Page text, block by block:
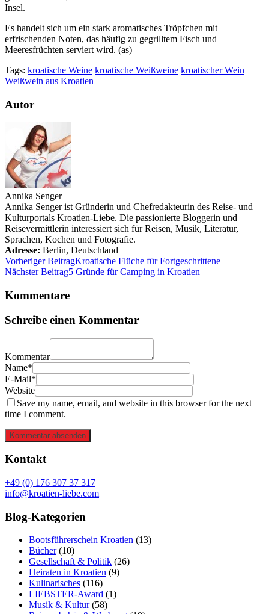
Insel.
Es handelt sich um ein stark aromatisches Tröpfchen mit
erfrischenden Noten, das häufig zu gegrilltem Fisch und
Meeresfrüchten serviert wird. (as)
Tags: kroatische Weine kroatische Weißweine kroatischer Wein
Weißwein aus Kroatien
Autor
Annika Senger
Annika Senger ist Gründerin und Chefredakteurin des Reise- und
Kulturportals Kroatien-Liebe. Die passionierte Bloggerin und
Reisevermittlerin interessiert sich für Reisen, Musik, Literatur,
Sprachen, Kochen und Fotografie.
Adresse: Berlin, Deutschland
Vorheriger BeitragKroatische Flüche für Fortgeschrittene
Nächster Beitrag5 Gründe für Camping in Kroatien
Kommentare
Schreibe einen Kommentar
Kommentar
Name*
E-Mail*
Website
Save my name, email, and website in this browser for the next
time I comment.
Kommentar absenden
Kontakt
+49 (0) 176 307 37 317
info@kroatien-liebe.com
Blog-Kategorien
Bootsführerschein Kroatien (13)
Bücher(10)
Gesellschaft & Politik (26)
Heiraten in Kroatien (9)
Kulinarisches (116)
LIEBSTER-Award (1)
Musik & Kultur(58)